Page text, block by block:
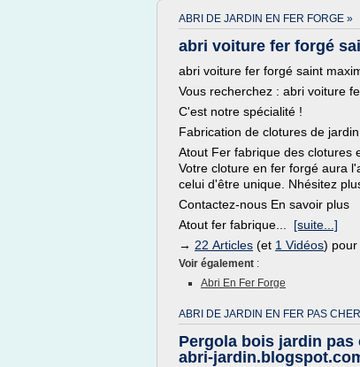
ABRI DE JARDIN EN FER FORGE »
abri voiture fer forgé
abri voiture fer forgé saint
Vous recherchez : abri voiture
C'est notre spécialité !
Fabrication de clotures de
Atout Fer fabrique des clotures
Votre cloture en fer forgé aura
celui d'être unique. Nhésitez
Contactez-nous En savoir plus
Atout fer fabrique... [suite...]
→ 22 Articles (et 1 Vidéos) pour
Voir également :
Abri En Fer Forge
ABRI DE JARDIN EN FER PAS
Pergola bois jardin pas
abri-